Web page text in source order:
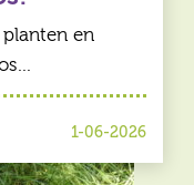
en
1-06-2026